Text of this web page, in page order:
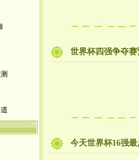
世界杯四强争夺赛
今天世界杯16强